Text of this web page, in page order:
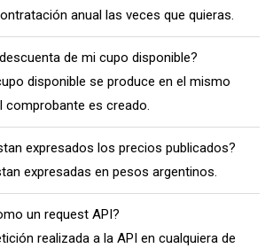
anual las veces que quieras.
de mi cupo disponible?
disponible se produce en el mismo
comprobante es creado.
expresados los precios publicados?
expresadas en pesos argentinos.
un request API?
realizada a la API en cualquiera de